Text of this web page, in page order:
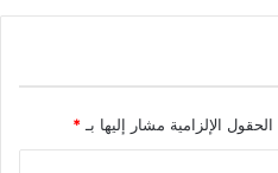
الحقول الإلزامية مشار إليها بـ *